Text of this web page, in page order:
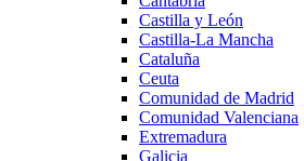
Castilla y León
Castilla-La Mancha
Cataluña
Ceuta
Comunidad de Madrid
Comunidad Valenciana
Extremadura
Galicia